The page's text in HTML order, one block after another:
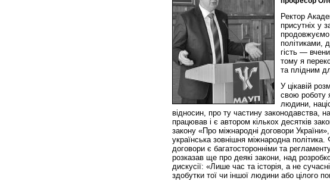
Ректор
присутніх у
продовжуємо
політиками,
гість —
тому я
та плідним
У цікавій
свою роботу
людини,
відносин, про ту частину законодавства,
працював і є автором кількох десятків
закону «Про міжнародні договори
українська зовнішня міжнародна
договори є багатосторонніми та
розказав ще про деякі закони, над
дискусії: «Лише час та історія, а не
здобутки тої чи іншої людини або цілого